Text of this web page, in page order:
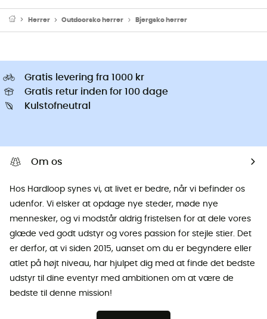
Herrer Outdoorsko herrer Bjergsko herrer
Gratis levering fra 1000 kr
Gratis retur inden for 100 dage
Kulstofneutral
Om os
Hos Hardloop synes vi, at livet er bedre, når vi befinder os
udenfor. Vi elsker at opdage nye steder, møde nye
mennesker, og vi modstår aldrig fristelsen for at dele vores
glæde ved godt udstyr og vores passion for stejle stier. Det
er derfor, at vi siden 2015, uanset om du er begyndere eller
atlet på højt niveau, har hjulpet dig med at finde det bedste
udstyr til dine eventyr med ambitionen om at være de
bedste til denne mission!